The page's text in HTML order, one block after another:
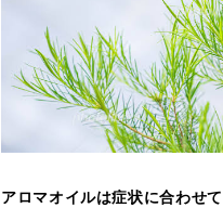
アロマオイルは症状に合わせ